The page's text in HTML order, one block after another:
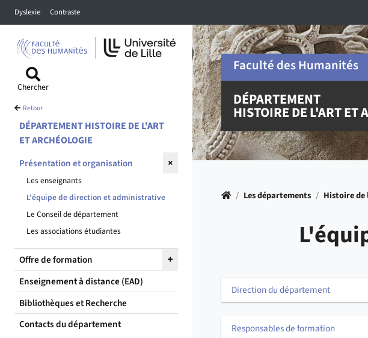
Dyslexie Contraste
Chercher
Retour
DÉPARTEMENT HISTOIRE DE L'ART
ET ARCHÉOLOGIE
Présentation et organisation
Les enseignants
L'équipe de direction et administrative
Le Conseil de département
Les associations étudiantes
Offre de formation
Enseignement à distance (EAD)
Bibliothèques et Recherche
Contacts du département
Faculté des Humanités
DÉPARTEMENT
HISTOIRE DE L'ART ET
Accueil
/ Les départements / Histoire
Direction du département
Responsables de formation